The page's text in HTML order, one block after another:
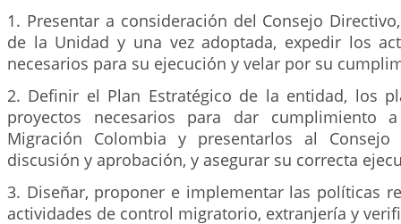
1. Presentar a consideración del Consejo
de la Unidad y una vez adoptada, expedir los
necesarios para su ejecución y velar por su
2. Definir el Plan Estratégico de la entidad, los
proyectos necesarios para dar cumplimiento
Migración Colombia y presentarlos al
discusión y aprobación, y asegurar su correcta
3. Diseñar, proponer e implementar las políticas
actividades de control migratorio, extranjería y